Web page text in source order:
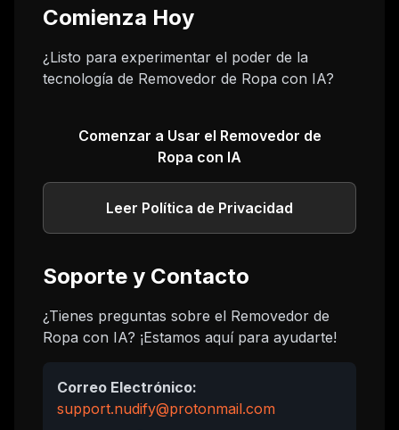
Comienza Hoy
¿Listo para experimentar el poder de la
tecnología de Removedor de Ropa con IA?
Comenzar a Usar el Removedor de
Ropa con IA
Leer Política de Privacidad
Soporte y Contacto
¿Tienes preguntas sobre el Removedor de
Ropa con IA? ¡Estamos aquí para ayudarte!
Correo Electrónico:
support.nudify@protonmail.com